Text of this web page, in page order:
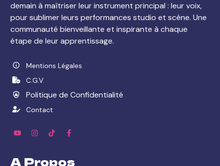
demain à maîtriser leur instrument principal : leur voix,
pour sublimer leurs performances studio et scène. Une
communauté bienveillante et inspirante à chaque
étape de leur apprentissage.
Mentions Légales
C.G.V.
Politique de Confidentialité
Contact
A Propos